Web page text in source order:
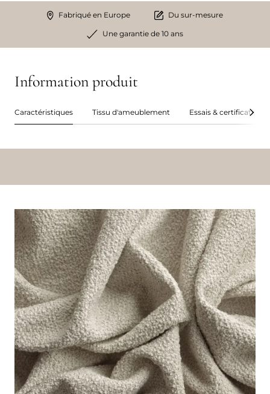
Fabriqué en Europe Du sur-mesure
Une garantie de 10 ans
Information produit
Caractéristiques Tissu d'ameublement Essais & certifications